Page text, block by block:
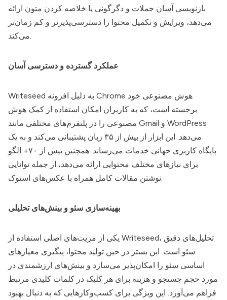
بازنویسی آسان جملات و دگرگونی یا خلاصه کردن متون ارائه
می‌دهد، ویرایش و تکمیل محتوا را دسترسی‌پذیرتر و کم زمان‌تر
می‌کند.
عملکرد گسترده و دسترسی آسان
Writeseed
برجسته است، که به کاربران امکان استفاده از کمک هوش
مصنوعی را در پلتفرم‌های مختلفی مانند Gmail و WordPress
می‌دهد. این ابزار از بیش از ۳۵ زبان پشتیبانی می‌کند و به یک
پایگاه کاربری جهانی خدمات می‌رساند. همچنین بیش از ۷۰+ الگو
برای نیازهای مختلف محتوایی ارائه می‌دهد، از جمله توانایی
نوشتن مقالات کامل همراه با عکس‌های استوک.
بهینه‌سازی سئو و بینش‌های تحلیلی
Writeseed، تحلیل‌های دقیق
سئو است. این بستر در حین تولید محتوا، پیگیری معیارهای
اساسی سئو را امکان‌پذیر می‌سازد و بینش‌های ارزشمندی در
مورد حجم جستجو و هزینه برای هر کلیک در کلمات کلیدی مرتبط
فراهم می‌آورد. این ویژگی برای کسب‌وکارهایی که به دنبال بهبود